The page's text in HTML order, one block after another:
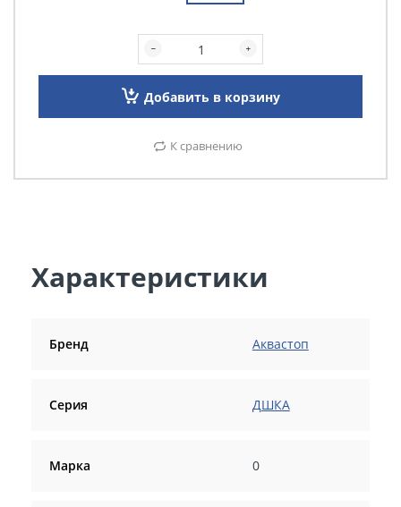
Добавить в корзину
К сравнению
Характеристики
Бренд Аквастоп
Серия ДШКА
Марка 0